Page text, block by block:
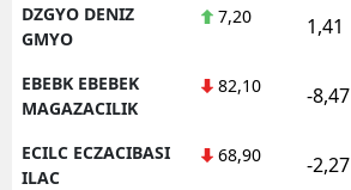
DZGYO DENIZ
GMYO
7,20 1,41
EBEBK EBEBEK
MAGAZACILIK
82,10 -8,47
ECILC ECZACIBASI
ILAC
68,90 -2,27